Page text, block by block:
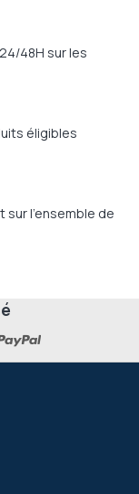
48H sur les
éligibles
sur l'ensemble de